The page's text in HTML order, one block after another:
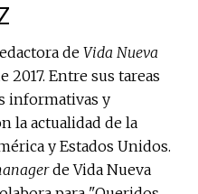
deVida Nueva
2017. Entre sus tareas
informativas y
la actualidad de la
y Estados Unidos.
de Vida Nueva